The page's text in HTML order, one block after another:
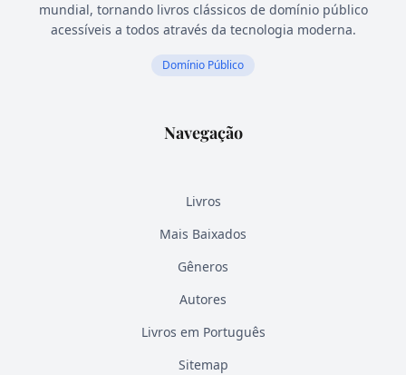
mundial, tornando livros clássicos de domínio público
acessíveis a todos através da tecnologia moderna.
Domínio Público
Navegação
Livros
Mais Baixados
Gêneros
Autores
Livros em Português
Sitemap